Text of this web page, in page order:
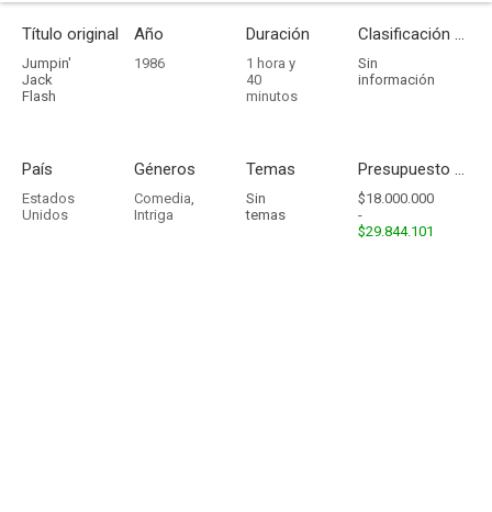
Título original
Jumpin'
Jack
Flash
Año
1986
Duración
1 hora y
40
minutos
Clasificación por edades
Sin
información
País
Estados
Unidos
Géneros
Comedia,
Intriga
Temas
Sin
temas
Presupuesto - Ingresos
$18.000.000
-
$29.844.101